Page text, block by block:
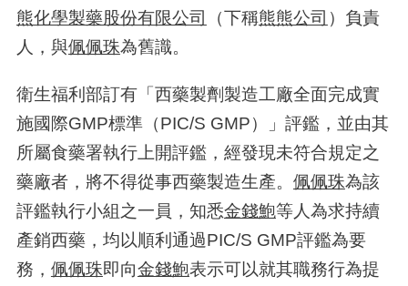
熊化學製藥股份有限公司
（下稱熊熊公司 ）負責
人，與佩佩珠為舊識。
衛生福利部訂有「西藥製劑製造工廠全面完成實
施國際GMP標準（PIC/S GMP）」評鑑，並由其
所屬食藥署執行上開評鑑，經發現未符合規定之
藥廠者，將不得從事西藥製造生產。 佩佩珠為該
評鑑執行小組之一員，知悉金錢鮑等人為求持續
產銷西藥，均以順利通過PIC/S GMP評鑑為要
務， 佩佩珠即向金錢鮑表示可以就其職務行為提